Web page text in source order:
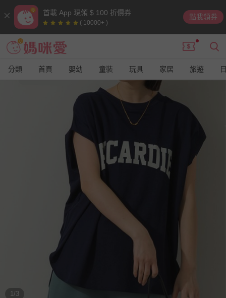
首載 App 現領 $ 100 折價券
( 10000+ )
點我領券
分類 首頁 嬰幼 童裝 玩具 家居 旅遊
1/3